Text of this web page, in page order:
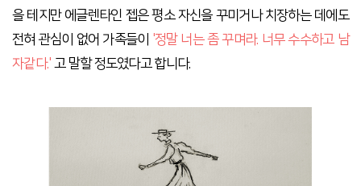
을 테지만 에글렌타인 젭은 평소 자신을 꾸미거나 치장하는 데에도
전혀 관심이 없어 가족들이 '정말 너는 좀 꾸며라. 너무 수수하고 남
자같다.' 고 말할 정도였다고 합니다.